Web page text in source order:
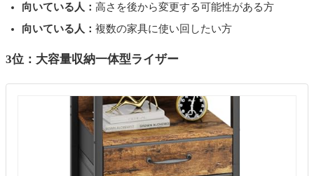
向いている人： 高さを後から変更する可能性がある方
向いている人： 複数の家具に使い回したい方
3位：大容量収納一体型ライザー